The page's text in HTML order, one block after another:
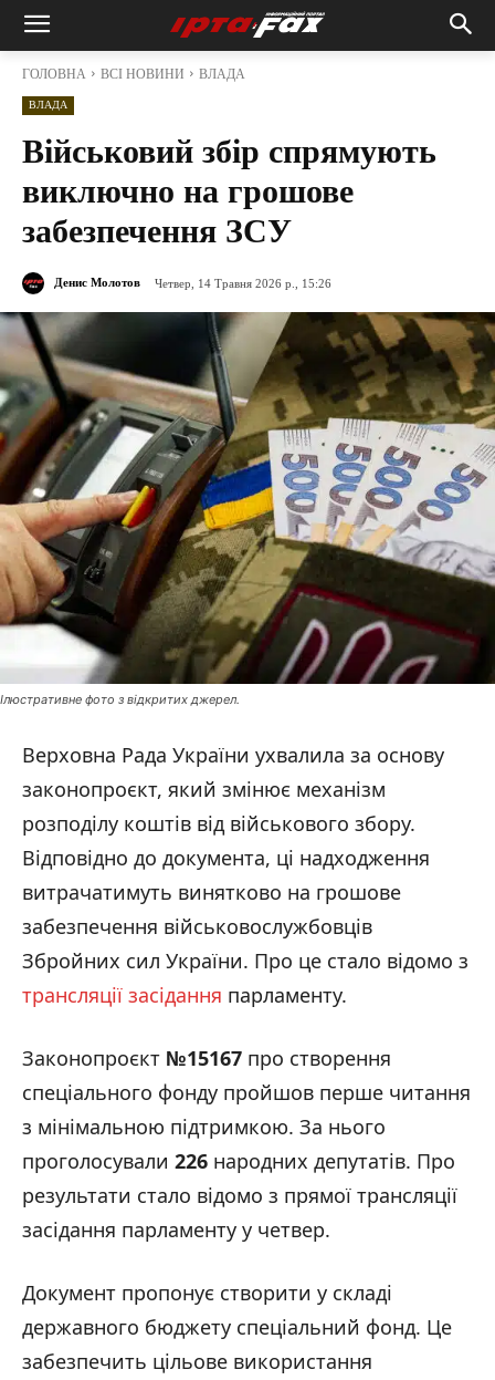
ГОЛОВНА ВСІ НОВИНИ ВЛАДА
ВЛАДА
Військовий збір спрямують
виключно на грошове
забезпечення ЗСУ
Денис Молотов Четвер, 14 Травня 2026 р., 15:26
Ілюстративне фото з відкритих джерел.
Верховна Рада України ухвалила за основу
законопроєкт, який змінює механізм
розподілу коштів від військового збору.
Відповідно до документа, ці надходження
витрачатимуть винятково на грошове
забезпечення військовослужбовців
Збройних сил України. Про це стало відомо з
трансляції засідання парламенту.
Законопроєкт №15167 про створення
спеціального фонду пройшов перше читання
з мінімальною підтримкою. За нього
проголосували 226 народних депутатів. Про
результати стало відомо з прямої трансляції
засідання парламенту у четвер.
Документ пропонує створити у складі
державного бюджету спеціальний фонд. Це
забезпечить цільове використання